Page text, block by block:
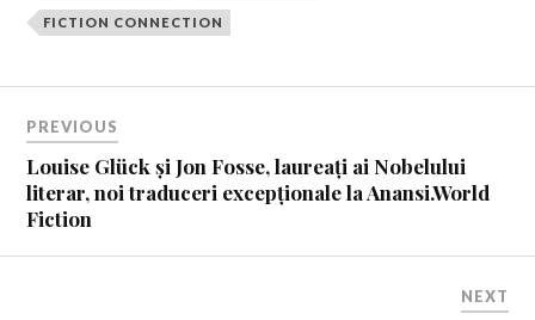
FICTION CONNECTION
PREVIOUS
Louise Glück și Jon Fosse, laureați ai Nobelului
literar, noi traduceri excepționale la Anansi.World
Fiction
NEXT